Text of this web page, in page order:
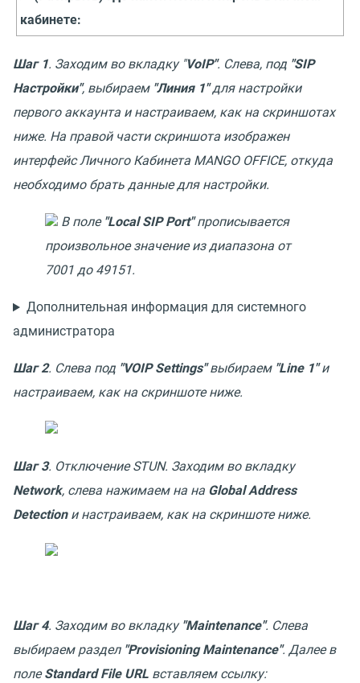
кабинете:
Шаг 1. Заходим во вкладку "VoIP". Слева, под "SIP
Настройки", выбираем "Линия 1"для настройки
первого аккаунта и настраиваем, как на скриншотах
ниже. На правой части скриншота изображен
интерфейс Личного Кабинета MANGO OFFICE, откуда
необходимо брать данные для настройки.
В поле "Local SIP Port"прописывается
произвольное значение из диапазона от
7001 до 49151.
Дополнительная информация для системного
администратора
Шаг 2. Слева под "VOIP Settings"выбираем "Line 1"и
настраиваем, как на скриншоте ниже.
Шаг 3. Отключение STUN. Заходим во вкладку
Network, слева нажимаем на на Global Address
Detection и настраиваем, как на скриншоте ниже.
Шаг 4. Заходим во вкладку "Maintenance". Слева
выбираем раздел "Provisioning Maintenance". Далее в
полеStandard File URL вставляем ссылку: